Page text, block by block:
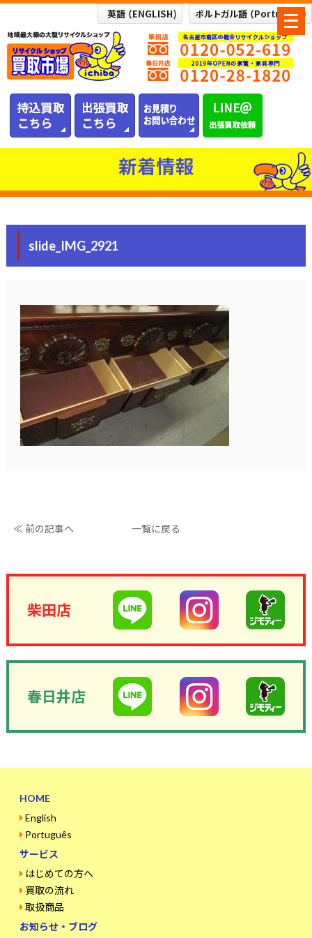
メ
ニ
ュ
ー
新着情報
slide_IMG_2921
≪ 前の記事へ 一覧に戻る
柴田店
春日井店
HOME
English
Português
サービス
はじめての方へ
買取の流れ
取扱商品
お知らせ・ブログ